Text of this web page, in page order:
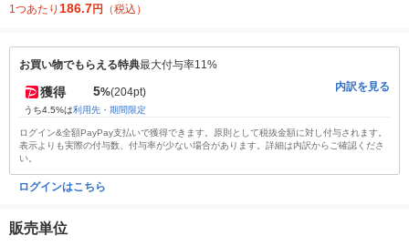
1つあたり 186.7円 （税込）
お買い物でもらえる特典最大付与率11%
獲得 5%(204pt)
うち4.5%は利用先・期間限定
内訳を見る
ログイン&全額PayPay支払いで獲得できます。原則として税抜金額に対し付与されます。
表示よりも実際の付与数、付与率が少ない場合があります。詳細は内訳からご確認くださ
い。
ログインはこちら
販売単位